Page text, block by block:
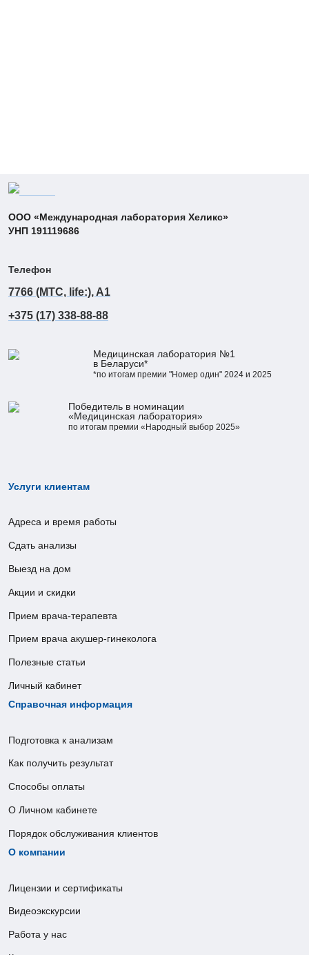
ООО «Международная лаборатория Хеликс»
УНП 191119686
Телефон
7766 (MTC, life:), A1
+375 (17) 338-88-88
Медицинская лаборатория №1
в Беларуси*
*по итогам премии "Номер один" 2024 и 2025
Победитель в номинации
«Медицинская лаборатория»
по итогам премии «Народный выбор 2025»
Услуги клиентам
Адреса и время работы
Сдать анализы
Выезд на дом
Акции и скидки
Прием врача-терапевта
Прием врача акушер-гинеколога
Полезные статьи
Личный кабинет
Справочная информация
Подготовка к анализам
Как получить результат
Способы оплаты
О Личном кабинете
Порядок обслуживания клиентов
О компании
Лицензии и сертификаты
Видеоэкскурсии
Работа у нас